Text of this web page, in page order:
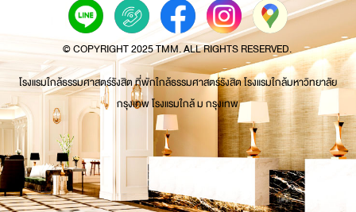
© COPYRIGHT 2025 TMM. ALL RIGHTS RESERVED.
โรงแรมใกล้ธรรมศาสตร์รังสิต ที่พักใกล้ธรรมศาสตร์รังสิต โรงแรมใกล้มหาวิทยาลัย
กรุงเทพ โรงแรมใกล้ ม กรุงเทพ